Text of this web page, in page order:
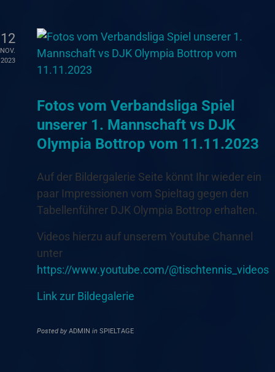
12
NOV.
2023
Fotos vom Verbandsliga Spiel
unserer 1. Mannschaft vs DJK
Olympia Bottrop vom 11.11.2023
Auf der Bildergalerie Seite könnt Ihr wieder ein
paar Impressionen vom Spieltag gegen den
Tabellenführer DJK Olympia Bottrop erhalten.
Videos hierzu auf unserem Youtube Channel
unter
https://www.youtube.com/@tischtennis_videos
Link zur Bildegalerie
Posted by ADMIN in SPIELTAGE